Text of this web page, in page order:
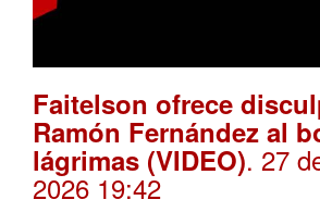
Faitelson ofrece
Ramón Fernández al
lágrimas (VIDEO). 27
2026 19:42